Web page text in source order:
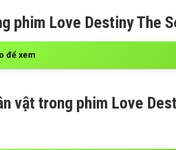
phim Love Destiny The
để xem
vật trong phim Love